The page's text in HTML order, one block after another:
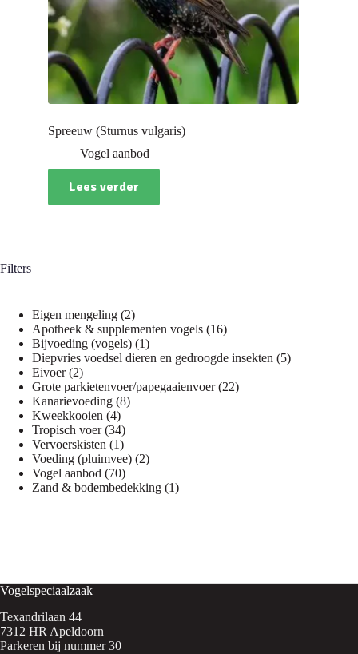
Spreeuw (Sturnus vulgaris)
Vogel aanbod
Lees verder
Filters
Eigen mengeling 22
producten
Apotheek & supplementen vogels 1616
Bijvoeding (vogels) 11
product
Diepvries voedsel dieren en gedroogde insekten 55
Eivoer 22
producten
Grote parkietenvoer/papegaaienvoer 2222
Kanarievoeding 88
Kweekkooien 44
producten
Tropisch voer 3434
producten
Vervoerskisten 11
product
Voeding (pluimvee) 22
Vogel aanbod 7070
producten
Zand & bodembedekking 11
Vogelspeciaalzaak
Texandrilaan 44
7312 HR Apeldoorn
Parkeren bij nummer 30